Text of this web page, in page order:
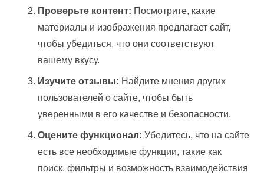
Проверьте контент: Посмотрите, какие
материалы и изображения предлагает сайт,
чтобы убедиться, что они соответствуют
вашему вкусу.
Изучите отзывы: Найдите мнения других
пользователей о сайте, чтобы быть
уверенными в его качестве и безопасности.
Оцените функционал: Убедитесь, что на сайте
есть все необходимые функции, такие как
поиск, фильтры и возможность взаимодействия